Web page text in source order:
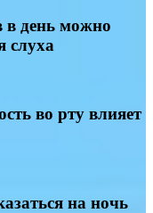
в день можно
слуха
во рту влияет
на ночь